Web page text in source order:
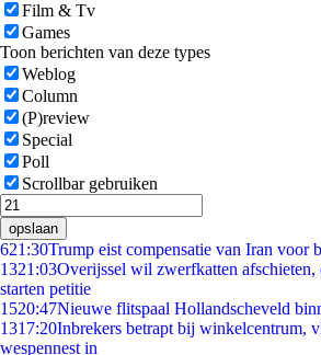
Film & Tv
Games
Toon berichten van deze types
Weblog
Column
(P)review
Special
Poll
Scrollbar gebruiken
opslaan
621:30Trump eist compensatie van Iran voor
1321:03Overijssel wil zwerfkatten afschieten,
starten petitie
1520:47Nieuwe flitspaal Hollandscheveld
1317:20Inbrekers betrapt bij winkelcentrum,
wespennest in